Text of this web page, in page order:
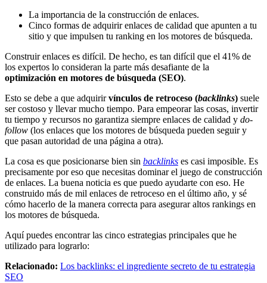
La importancia de la construcción de enlaces.
Cinco formas de adquirir enlaces de calidad que apunten a tu
sitio y que impulsen tu ranking en los motores de búsqueda.
Construir enlaces es difícil. De hecho, es tan difícil que el 41% de
los expertos lo consideran la parte más desafiante de la
optimización en motores de búsqueda (SEO).
Esto se debe a que adquirirvínculos de retroceso (backlinks) suele
ser costoso y llevar mucho tiempo. Para empeorar las cosas, invertir
tu tiempo y recursos no garantiza siempre enlaces de calidad y do-
follow (los enlaces que los motores de búsqueda pueden seguir y
que pasan autoridad de una página a otra).
La cosa es que posicionarse bien sin backlinks es casi imposible. Es
precisamente por eso que necesitas dominar el juego de construcción
de enlaces. La buena noticia es que puedo ayudarte con eso. He
construido más de mil enlaces de retroceso en el último año, y sé
cómo hacerlo de la manera correcta para asegurar altos rankings en
los motores de búsqueda.
Aquí puedes encontrar las cinco estrategias principales que he
utilizado para lograrlo:
Relacionado: Los backlinks: el ingrediente secreto de tu estrategia
SEO